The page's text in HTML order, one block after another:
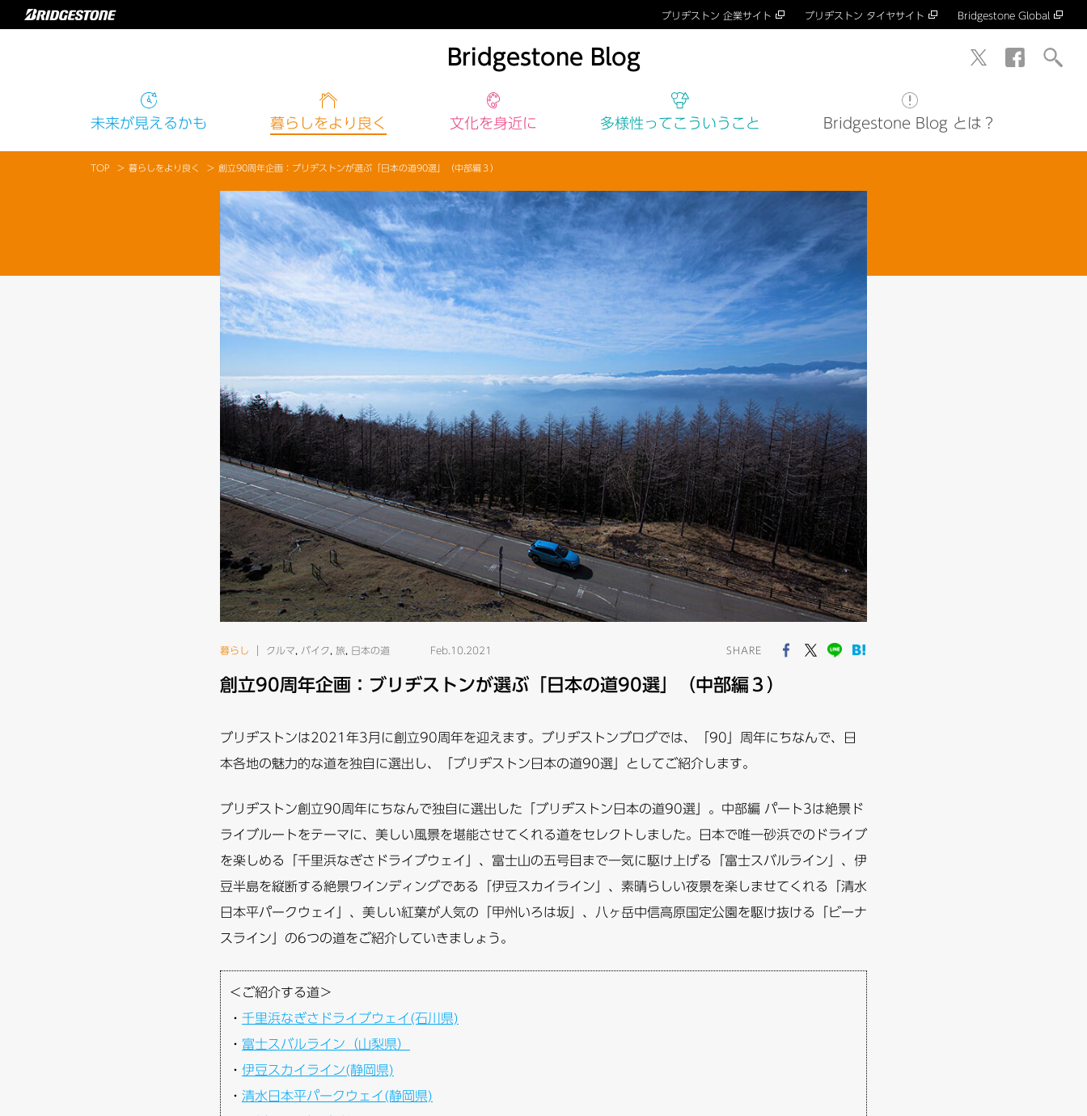
ブリヂストン 企業サイト ブリヂストン タイヤサイト Bridgestone Global
Bridgestone Blog
未来が見えるかも 暮らしをより良く 文化を身近に 多様性 ってこういうこと Bridgestone Blog とは？
TOP 暮らしをより良く 創立90周年企画：ブリヂストンが選ぶ「日本の道90選」（中部編３）
創立90周年企画：ブリヂストンが選ぶ「日本の道90選」（中部編３）
暮らし クルマ バイク 旅 日本の道 Feb.10.2021 SHARE
ブリヂストンは2021年3月に創立90周年を迎えます。ブリヂストンブログでは、「90」周年にちなんで、日
本各地の魅力的な道を独自に選出し、「ブリヂストン日本の道90選」としてご紹介します。
ブリヂストン創立90周年にちなんで独自に選出した「ブリヂストン日本の道90選」。中部編 パート3は絶景ド
ライブルートをテーマに、美しい風景を堪能させてくれる道をセレクトしました。日本で唯一砂浜でのドライブ
を楽しめる「千里浜なぎさドライブウェイ」、富士山の五号目まで一気に駆け上げる「富士スバルライン」、伊
豆半島を縦断する絶景ワインディングである「伊豆スカイライン」、素晴らしい夜景を楽しませてくれる「清水
日本平パークウェイ」、美しい紅葉が人気の「甲州いろは坂」、八ヶ岳中信高原国定公園を駆け抜ける「ビーナ
スライン」の6つの道をご紹介していきましょう。
＜ご紹介する道＞
・ 千里浜なぎさドライブウェイ(石川県)
・ 富士スバルライン（山梨県）
・ 伊豆スカイライン(静岡県)
・ 清水日本平パークウェイ(静岡県)